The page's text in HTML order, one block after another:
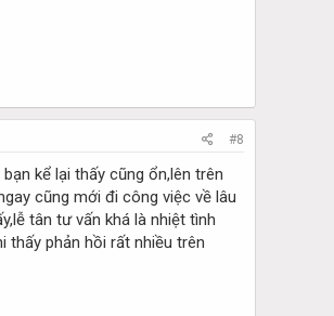
#8
kể lại thấy cũng ổn,lên trên
cũng mới đi công việc về lâu
tân tư vấn khá là nhiệt tình
thấy phản hồi rất nhiều trên